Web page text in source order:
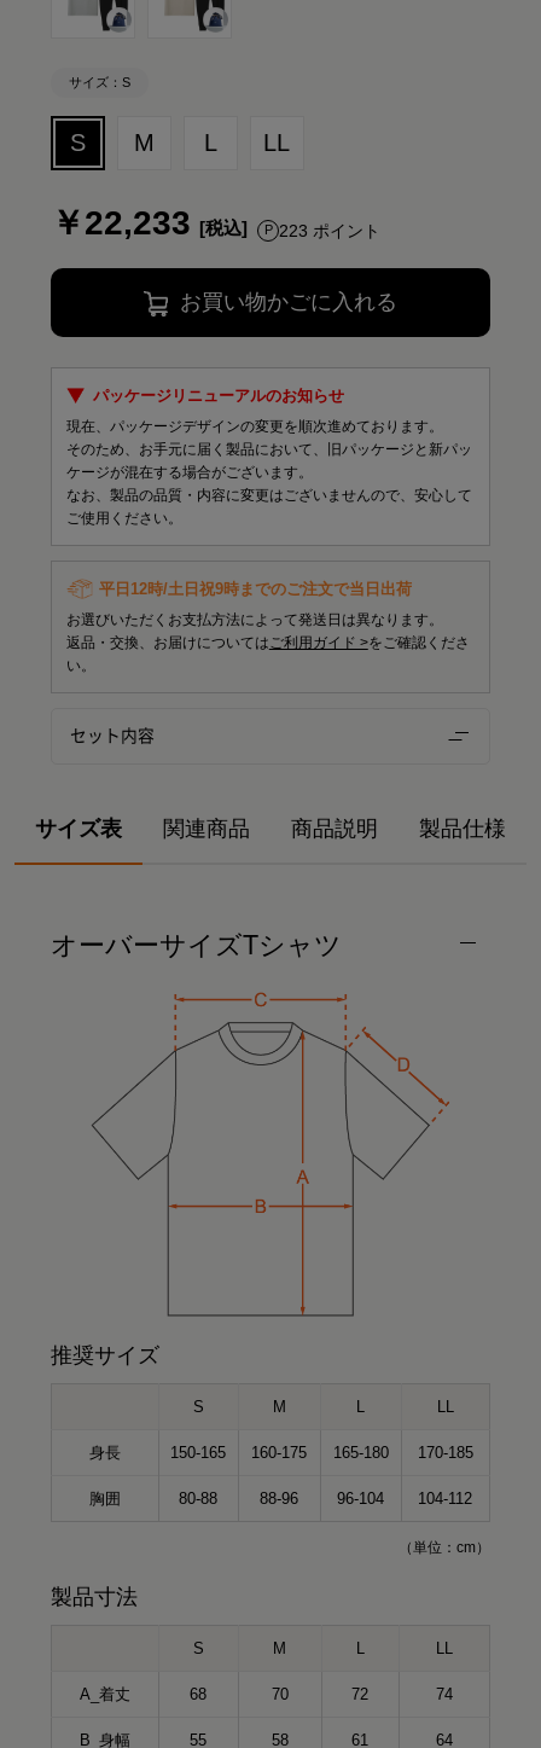
サイズ：S
S M L LL
￥22,233 223 ポイント
お買い物かごに入れる
パッケージリニューアルのお知らせ
現在、パッケージデザインの変更を順次進めております。
そのため、お手元に届く製品において、旧パッケージと新パッ
ケージが混在する場合がございます。
なお、製品の品質・内容に変更はございませんので、安心して
ご使用ください。
平日12時/土日祝9時までのご注文で当日出荷
お選びいただくお支払方法によって発送日は異なります。
返品・交換、お届けについてはご利用ガイド >をご確認くださ
い。
セット内容
サイズ表 関連商品 商品説明 製品仕様
オーバーサイズTシャツ
推奨サイズ
S M L LL
身長 150-165 160-175 165-180 170-185
胸囲 80-88 88-96 96-104 104-112
（単位：cm）
製品寸法
S M L LL
A_着丈 68 70 72 74
B_身幅 55 58 61 64